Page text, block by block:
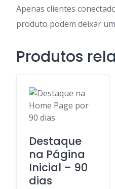
Apenas clientes
produto podem deixar
Produtos
Destaque
na Página
Inicial – 90
dias